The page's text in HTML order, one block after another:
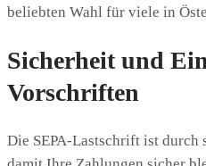
beliebten Wahl für viele in
Sicherheit und
Vorschriften
Die SEPA-Lastschrift ist durch